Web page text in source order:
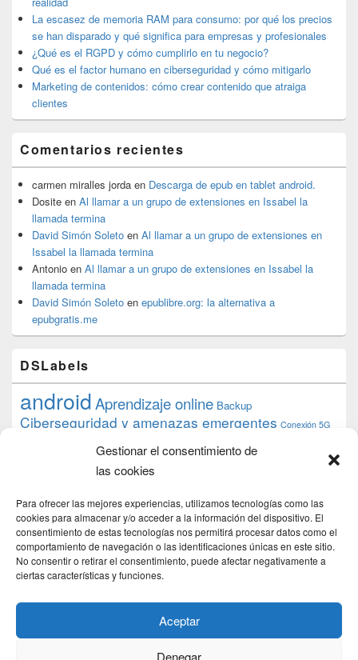
Gestionar el consentimiento de
las cookies
Para ofrecer las mejores experiencias, utilizamos tecnologías como las
cookies para almacenar y/o acceder a la información del dispositivo. El
consentimiento de estas tecnologías nos permitirá procesar datos como el
comportamiento de navegación o las identificaciones únicas en este sitio.
No consentir o retirar el consentimiento, puede afectar negativamente a
ciertas características y funciones.
Aceptar
Denegar
La escasez de memoria RAM para consumo: por qué los precios
se han disparado y qué significa para empresas y profesionales
¿Qué es el RGPD y cómo cumplirlo en tu negocio?
Qué es el factor humano en ciberseguridad y cómo mitigarlo
Marketing de contenidos: cómo crear contenido que atraiga
clientes
Comentarios recientes
carmen miralles jorda en Descarga de epub en tablet android.
Dosite en Al llamar a un grupo de extensiones en Issabel la
llamada termina
David Simón Soleto en Al llamar a un grupo de extensiones en
Issabel la llamada termina
Antonio en Al llamar a un grupo de extensiones en Issabel la
llamada termina
David Simón Soleto en epublibre.org: la alternativa a
epubgratis.me
DSLabels
androidAprendizaje online Backup
Ciberseguridad y amenazas emergentes Conexión 5G
datos debian desarrollo web
Formación Google
iphone
proyecto PS4 python Raspberryraspberrypi
raspbian review Servidor Web Sostenibilidad
tecnológicaTecnología torrent
transmissiontutorial ubuntu server Windows